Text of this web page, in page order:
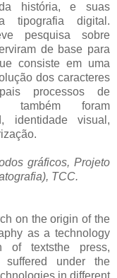
história, e suas
tipografia digital.
pesquisa sobre
de base para
consiste em uma
dos caracteres
processos de
também foram
identidade visual,
gráficos, Projeto
TCC.
on the origin of the
as a technology
of textsthe press,
suffered under the
in different